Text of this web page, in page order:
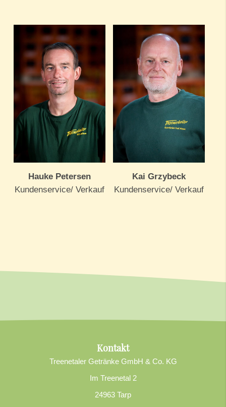
Hauke Petersen
Kundenservice/ Verkauf
Kai Grzybeck
Kundenservice/ Verkauf
Kontakt
Treenetaler Getränke GmbH & Co. KG
Im Treenetal 2
24963 Tarp